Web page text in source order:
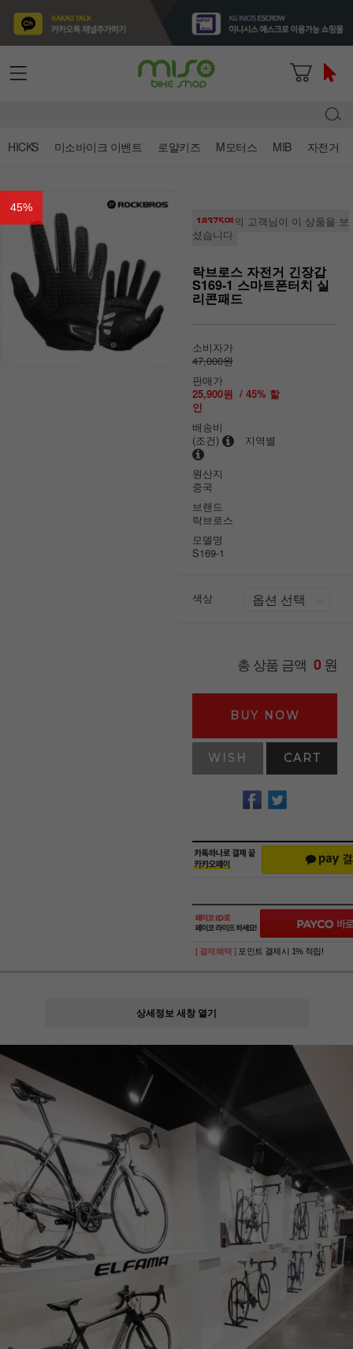
HICKS 미소바이크 이벤트 로얄키즈 M모터스 MIB 자전거
45%
18375명의 고객님이 이 상품을 보
셨습니다
락브로스 자전거 긴장갑
S169-1 스마트폰터치 실
리콘패드
소비자가
47,000원
판매가
25,900원 / 45% 할
인
배송비
(조건)
지역별
원산지
중국
브랜드
락브로스
모델명
S169-1
색상
총 상품 금액 0원
BUY NOW
WISH CART
페이코 ID로
[ 결제혜택 ] 포인트 결제시 1% 적립!
상세정보 새창 열기